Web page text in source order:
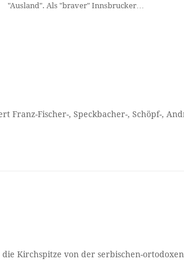
"Ausland". Als "braver" Innsbrucker…
Franz-Fischer-, Speckbacher-, Schöpf-,
Kirchspitze von der serbischen-